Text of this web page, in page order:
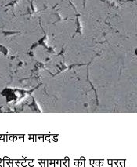
मानदंड
सामग्री की एक परत